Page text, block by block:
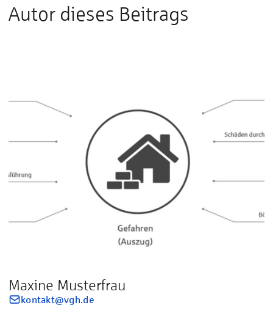
Autor dieses Beitrags
Maxine Musterfrau
kontakt@vgh.de